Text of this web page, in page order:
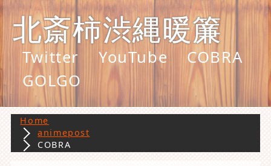
北斎柿渋縄暖簾
Twitter YouTube
COBRA
GOLGO
Home
animepost
COBRA